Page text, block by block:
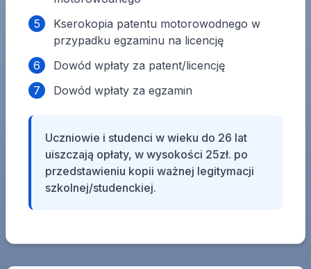
5
Kserokopia patentu motorowodnego w
przypadku egzaminu na licencję
6
Dowód wpłaty za patent/licencję
7
Dowód wpłaty za egzamin
Uczniowie i studenci w wieku do 26 lat
uiszczają opłaty, w wysokości 25zł. po
przedstawieniu kopii ważnej legitymacji
szkolnej/studenckiej.